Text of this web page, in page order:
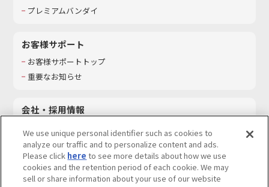
プレミアムバンダイ
お客様サポート
お客様サポートトップ
重要なお知らせ
会社・採用情報
採用情報
サステナビリティ
お問い合わせ
We use unique personal identifier such as cookies to
analyze our traffic and to personalize content and ads.
Please click here to see more details about how we use
cookies and the retention period of each cookie. We may
sell or share information about your use of our website